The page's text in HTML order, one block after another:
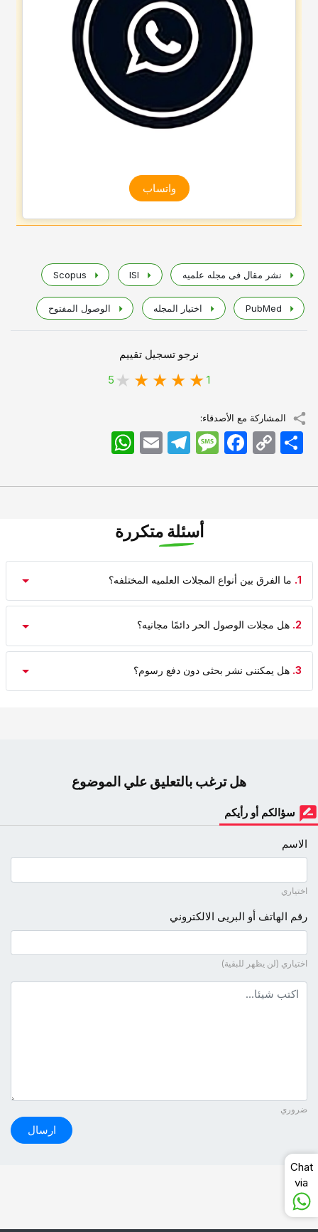
واتساب
نشر مقال فی مجله علمیه
اختیار المجله الوصول المفتوح
نرجو تسجيل تقييم
1
5
المشاركة مع الأصدقاء:
WhatsApp Email
TelegramMessageFacebook Copy
Link
اشتراک
أسئلة متكررة
1. ما الفرق بین أنواع المجلات العلمیه المختلفه؟
2. هل مجلات الوصول الحر دائمًا مجانیه؟
3. هل یمکننی نشر بحثی دون دفع رسوم؟
هل ترغب بالتعليق علي الموضوع
سؤالكم أو رأيكم
الاسم
اختياري
رقم الهاتف أو البريى الالكتروني
اختياري (لن يظهر للبقية)
نص التعليق
ضروري
ارسال
Chat
via